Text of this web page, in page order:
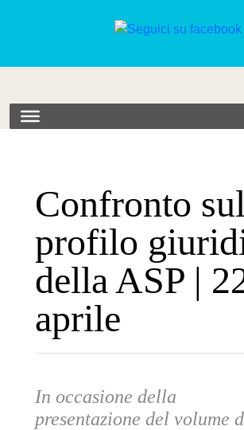
Confronto sul
profilo
della ASP |
aprile
In occasione della
presentazione del volume